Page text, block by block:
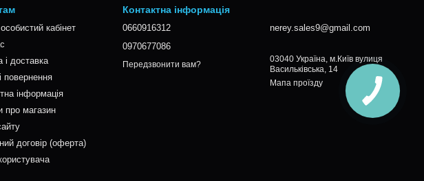
кабінет
і доставка
повернення
інформація
про магазин
договір (оферта)
Контактна інформація
0660916312
0970677086
Передзвонити вам?
nerey.sales9@gmail.com
03040 Україна, м.Київ вулиця
Васильківська, 14
Мапа проїзду